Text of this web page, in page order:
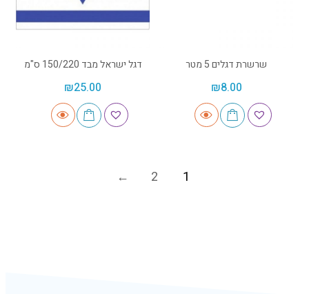
שרשרת דגלים 5 מטר
₪8.00
דגל ישראל מבד 150/220 ס"מ
₪25.00
1
2